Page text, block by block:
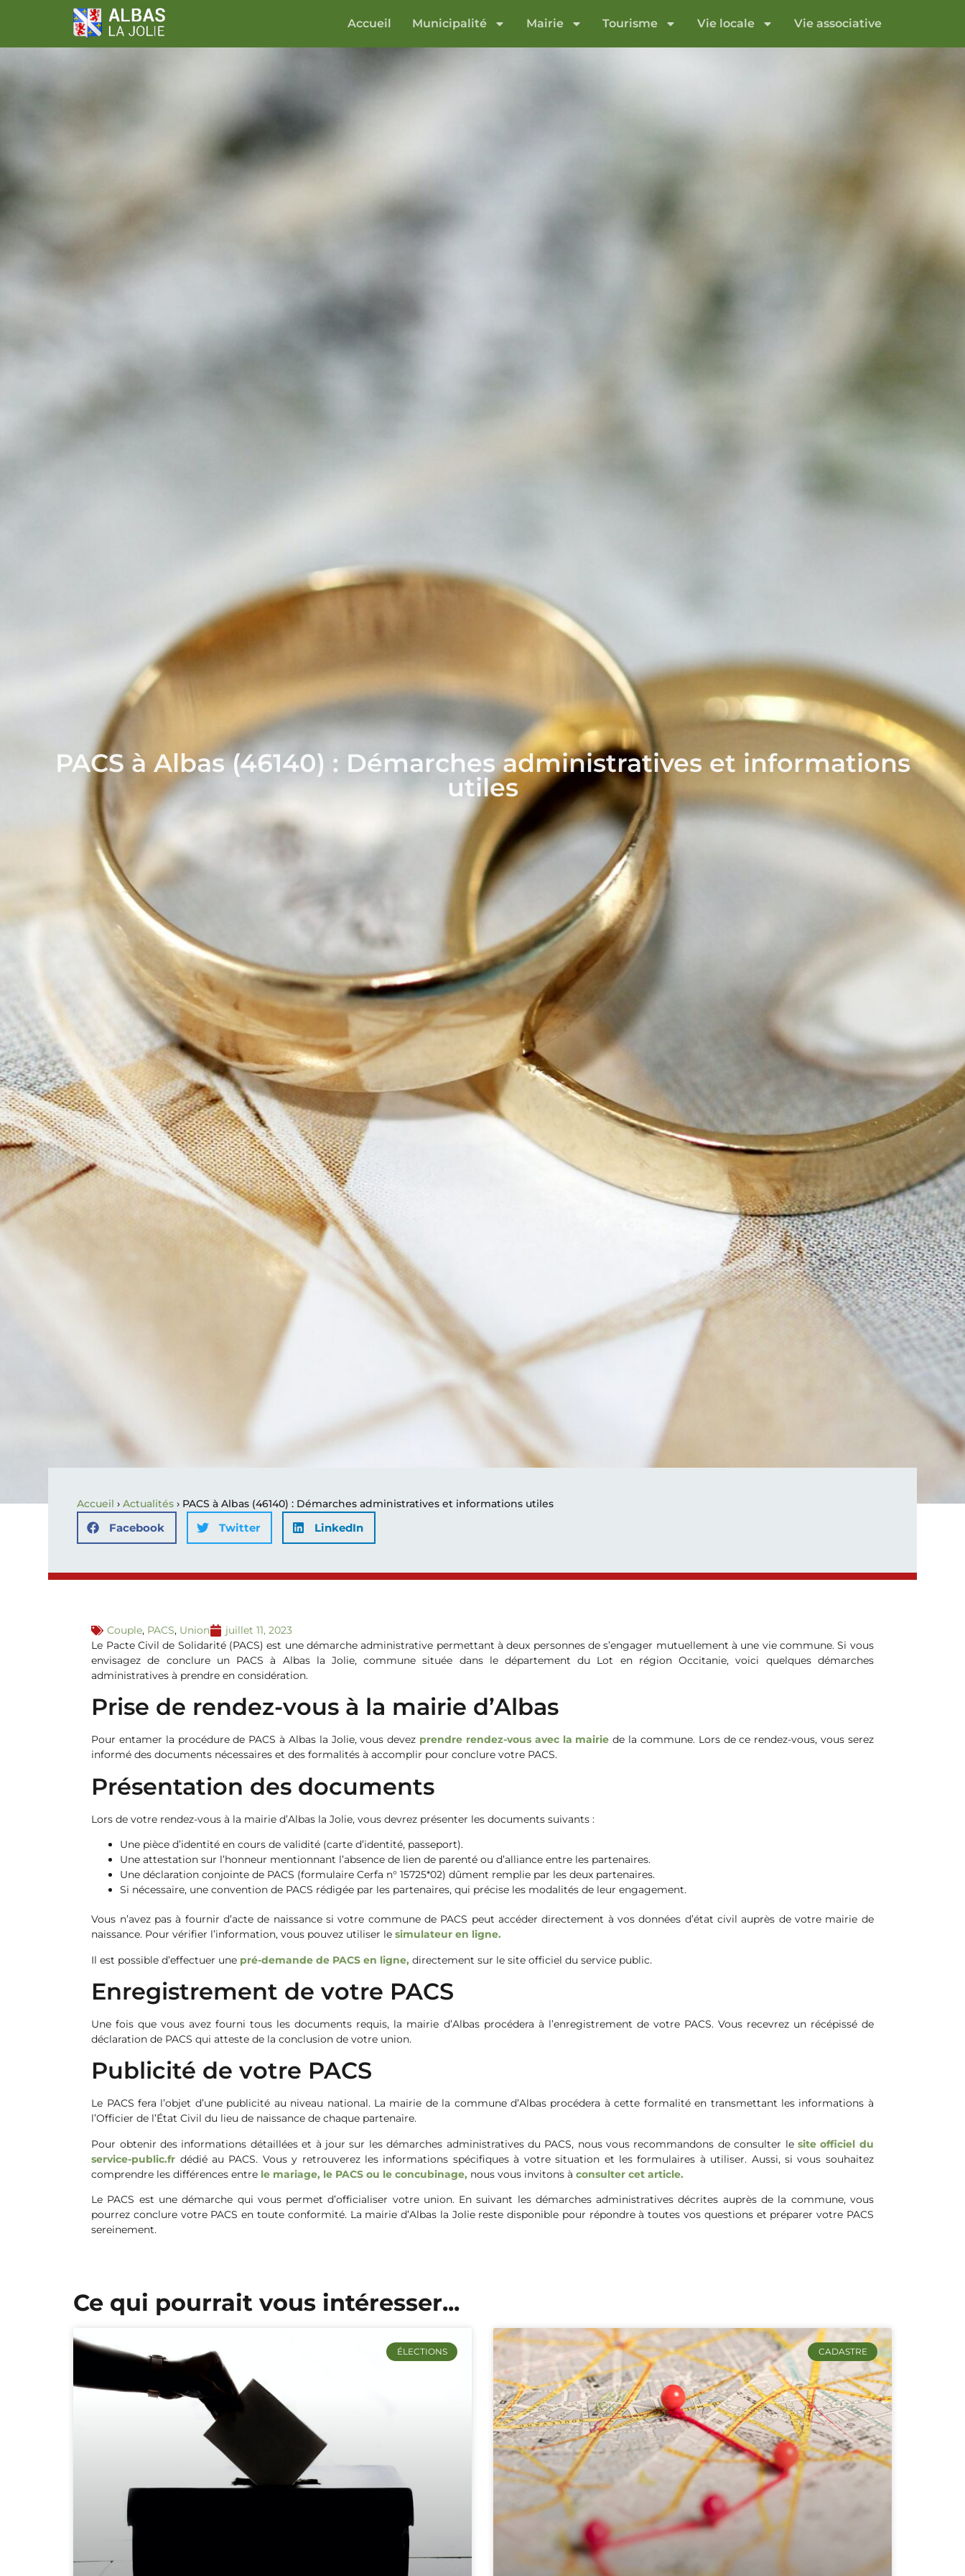
Accueil Municipalité Mairie Tourisme Vie locale Vie associative
PACS à Albas (46140) : Démarches administratives et informations
utiles
Accueil ›Actualités › PACS à Albas (46140) : Démarches administratives et informations utiles
Facebook Twitter LinkedIn
Couple, PACS, Union
juillet 11, 2023
Le Pacte Civil de Solidarité (PACS) est une démarche administrative permettant à deux personnes de s’engager mutuellement à une vie commune. Si vous
envisagez de conclure un PACS à Albas la Jolie, commune située dans le département du Lot en région Occitanie, voici quelques démarches
administratives à prendre en considération.
Prise de rendez-vous à la mairie d’Albas
Pour entamer la procédure de PACS à Albas la Jolie, vous devez prendre rendez-vous avec la mairie de la commune. Lors de ce rendez-vous, vous serez
informé des documents nécessaires et des formalités à accomplir pour conclure votre PACS.
Présentation des documents
Lors de votre rendez-vous à la mairie d’Albas la Jolie, vous devrez présenter les documents suivants :
Une pièce d’identité en cours de validité (carte d’identité, passeport).
Une attestation sur l’honneur mentionnant l’absence de lien de parenté ou d’alliance entre les partenaires.
Une déclaration conjointe de PACS (formulaire Cerfa n° 15725*02) dûment remplie par les deux partenaires.
Si nécessaire, une convention de PACS rédigée par les partenaires, qui précise les modalités de leur engagement.
Vous n’avez pas à fournir d’acte de naissance si votre commune de PACS peut accéder directement à vos données d’état civil auprès de votre mairie de
naissance. Pour vérifier l’information, vous pouvez utiliser lesimulateur en ligne.
Il est possible d’effectuer une pré-demande de PACS en ligne, directement sur le site officiel du service public.
Enregistrement de votre PACS
Une fois que vous avez fourni tous les documents requis, la mairie d’Albas procédera à l’enregistrement de votre PACS. Vous recevrez un récépissé de
déclaration de PACS qui atteste de la conclusion de votre union.
Publicité de votre PACS
Le PACS fera l’objet d’une publicité au niveau national. La mairie de la commune d’Albas procédera à cette formalité en transmettant les informations à
l’Officier de l’État Civil du lieu de naissance de chaque partenaire.
Pour obtenir des informations détaillées et à jour sur les démarches administratives du PACS, nous vous recommandons de consulter lesite officiel du
service-public.fr dédié au PACS. Vous y retrouverez les informations spécifiques à votre situation et les formulaires à utiliser. Aussi, si vous souhaitez
comprendre les différences entre le mariage, le PACS ou le concubinage, nous vous invitons àconsulter cet article.
Le PACS est une démarche qui vous permet d’officialiser votre union. En suivant les démarches administratives décrites auprès de la commune, vous
pourrez conclure votre PACS en toute conformité. La mairie d’Albas la Jolie reste disponible pour répondre à toutes vos questions et préparer votre PACS
sereinement.
Ce qui pourrait vous intéresser...
ÉLECTIONS CADASTRE